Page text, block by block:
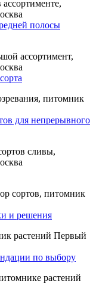
полосы
для непрерывного
и решения
по выбору